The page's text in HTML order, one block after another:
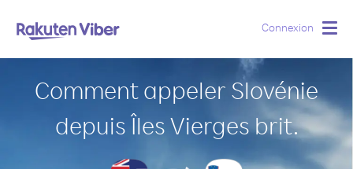
Connexion
Comment appeler Slovénie
depuis Îles Vierges brit.